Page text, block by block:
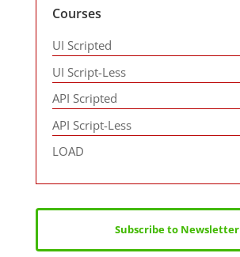
Courses
UI Scripted
UI Script-Less
API Scripted
API Script-Less
LOAD
Subscribe to Newsletter